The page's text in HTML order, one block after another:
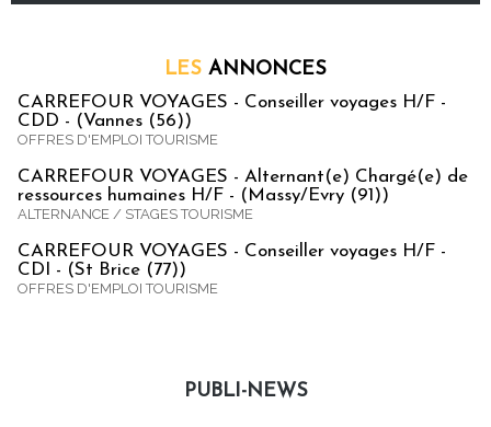
LES ANNONCES
CARREFOUR VOYAGES - Conseiller voyages H/F -
CDD - (Vannes (56))
OFFRES D'EMPLOI TOURISME
CARREFOUR VOYAGES - Alternant(e) Chargé(e) de
ressources humaines H/F - (Massy/Evry (91))
ALTERNANCE / STAGES TOURISME
CARREFOUR VOYAGES - Conseiller voyages H/F -
CDI - (St Brice (77))
OFFRES D'EMPLOI TOURISME
PUBLI-NEWS